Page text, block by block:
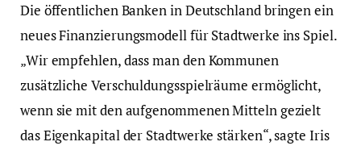
Die öffentlichen Banken in Deutschland bringen ein
neues Finanzierungsmodell für Stadtwerke ins Spiel.
„Wir empfehlen, dass man den Kommunen
zusätzliche Verschuldungsspielräume ermöglicht,
wenn sie mit den aufgenommenen Mitteln gezielt
das Eigenkapital der Stadtwerke stärken“, sagte Iris